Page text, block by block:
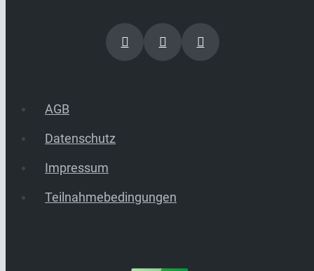
AGB
Datenschutz
Impressum
Teilnahmebedingungen